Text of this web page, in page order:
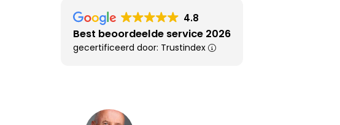
4.8
Best beoordeelde service 2026
gecertificeerd door: Trustindex